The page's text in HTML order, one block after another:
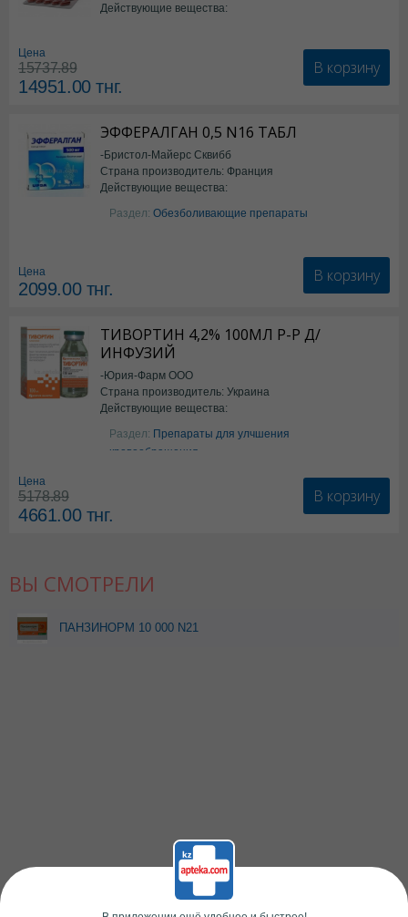
Действующие вещества:
Цена
15737.89
14951.00тнг.
В корзину
ЭФФЕРАЛГАН 0,5 N16 ТАБЛ
-Бристол-Майерс Сквибб
Страна производитель: Франция
Действующие вещества:
Парацетамол
Раздел: Обезболивающие препараты
Цена
2099.00тнг.
В корзину
ТИВОРТИН 4,2% 100МЛ Р-Р Д/
ИНФУЗИЙ
-Юрия-Фарм ООО
Страна производитель: Украина
Действующие вещества:
Аргинин
Раздел: Препараты для улчшения
кровообращения
Цена
5178.89
4661.00тнг.
В корзину
ВЫ СМОТРЕЛИ
ПАНЗИНОРМ 10 000 N21